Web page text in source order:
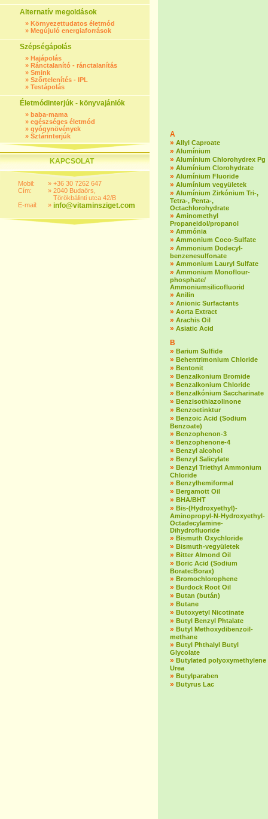
Alternatív megoldások
» Környezettudatos életmód
» Megújuló energiaforrások
Szépségápolás
» Hajápolás
» Ránctalanító - ránctalanítás
» Smink
» Szőrtelenítés - IPL
» Testápolás
Életmódinterjúk - könyvajánlók
» baba-mama
» egészséges életmód
» gyógynövények
» Sztárinterjúk
KAPCSOLAT
Mobil:
Cím:
E-mail:
»
»
»
+36 30 7262 647
2040 Budaörs,
Törökbálinti utca 42/B
info@vitaminsziget.com
A
» Allyl Caproate
» Alumínium
» Alumínium Chlorohydrex Pg
» Alumínium Clorohydrate
» Alumínium Fluoride
» Alumínium vegyületek
» Alumínium Zirkónium Tri-,
Tetra-, Penta-,
Octachlorohydrate
» Aminomethyl
Propaneidol/propanol
» Ammónia
» Ammonium Coco-Sulfate
» Ammonium Dodecyl-
benzenesulfonate
» Ammonium Lauryl Sulfate
» Ammonium Monoflour-
phosphate/
Ammoniumsilicofluorid
» Anilin
» Anionic Surfactants
» Aorta Extract
» Arachis Oil
» Asiatic Acid
B
» Barium Sulfide
» Behentrimonium Chloride
» Bentonit
» Benzalkonium Bromide
» Benzalkonium Chloride
» Benzalkónium Saccharinate
» Benzisothiazolinone
» Benzoetinktur
» Benzoic Acid (Sodium
Benzoate)
» Benzophenon-3
» Benzophenone-4
» Benzyl alcohol
» Benzyl Salicylate
» Benzyl Triethyl Ammonium
Chloride
» Benzylhemiformal
» Bergamott Oil
» BHA/BHT
» Bis-(Hydroxyethyl)-
Aminopropyl-N-Hydroxyethyl-
Octadecylamine-
Dihydrofluoride
» Bismuth Oxychloride
» Bismuth-vegyületek
» Bitter Almond Oil
» Boric Acid (Sodium
Borate:Borax)
» Bromochlorophene
» Burdock Root Oil
» Butan (bután)
» Butane
» Butoxyetyl Nicotinate
» Butyl Benzyl Phtalate
» Butyl Methoxydibenzoil-
methane
» Butyl Phthalyl Butyl
Glycolate
» Butylated polyoxymethylene
Urea
» Butylparaben
» Butyrus Lac